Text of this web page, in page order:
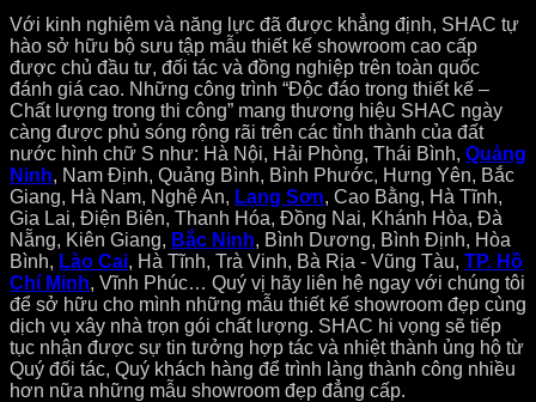
Với kinh nghiệm và năng lực đã được khẳng định, SHAC tự
hào sở hữu bộ sưu tập mẫu thiết kế showroom cao cấp
được chủ đầu tư, đối tác và đồng nghiệp trên toàn quốc
đánh giá cao. Những công trình “Độc đáo trong thiết kế –
Chất lượng trong thi công” mang thương hiệu SHAC ngày
càng được phủ sóng rộng rãi trên các tỉnh thành của đất
nước hình chữ S như: Hà Nội, Hải Phòng, Thái Bình, Quảng
Ninh, Nam Định, Quảng Bình, Bình Phước, Hưng Yên, Bắc
Giang, Hà Nam, Nghệ An, Lạng Sơn, Cao Bằng, Hà Tĩnh,
Gia Lai, Điện Biên, Thanh Hóa, Đồng Nai, Khánh Hòa, Đà
Nẵng, Kiên Giang, Bắc Ninh, Bình Dương, Bình Định, Hòa
Bình, Lào Cai, Hà Tĩnh, Trà Vinh, Bà Rịa - Vũng Tàu, TP. Hồ
Chí Minh, Vĩnh Phúc… Quý vị hãy liên hệ ngay với chúng tôi
để sở hữu cho mình những mẫu thiết kế showroom đẹp cùng
dịch vụ xây nhà trọn gói chất lượng. SHAC hi vọng sẽ tiếp
tục nhận được sự tin tưởng hợp tác và nhiệt thành ủng hộ từ
Quý đối tác, Quý khách hàng để trình làng thành công nhiều
hơn nữa những mẫu showroom đẹp đẳng cấp.